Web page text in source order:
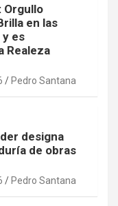
Orgullo
en las
y es
Realeza
Pedro Santana
designa
de obras
Pedro Santana